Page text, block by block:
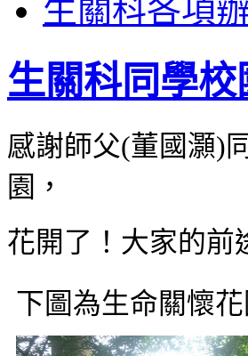
生關科各項
生關科同學校
感謝師父(董國灝)
園，
花開了！大家的前
下圖為生命關懷